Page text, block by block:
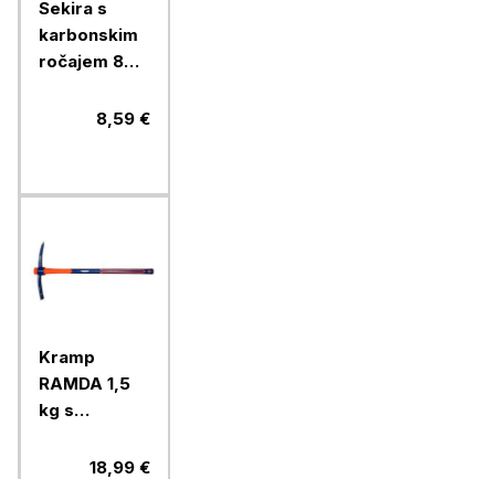
Sekira s
karbonskim
ročajem 800
8,59 €
Kramp
RAMDA 1,5
kg s
ročajem18,99 €